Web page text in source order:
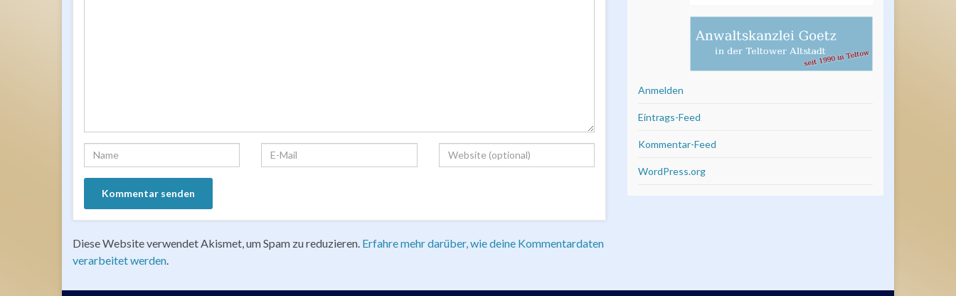
Diese Website verwendet Akismet, um Spam zu reduzieren. Erfahre mehr darüber, wie deine Kommentardaten
verarbeitet werden
Anmelden
Eintrags-Feed
Kommentar-Feed
WordPress.org